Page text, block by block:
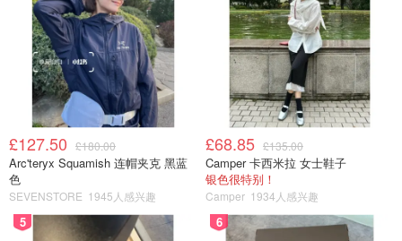
£127.50 £180.00
Arc'teryx Squamish 连帽夹克 黑蓝
色
SEVENSTORE 1945人感兴趣
£68.85 £135.00
Camper 卡西米拉 女士鞋子
银色很特别！
Camper 1934人感兴趣
5 6